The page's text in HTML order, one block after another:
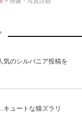
気のシルバニア投稿を
ュートな猫ズラリ